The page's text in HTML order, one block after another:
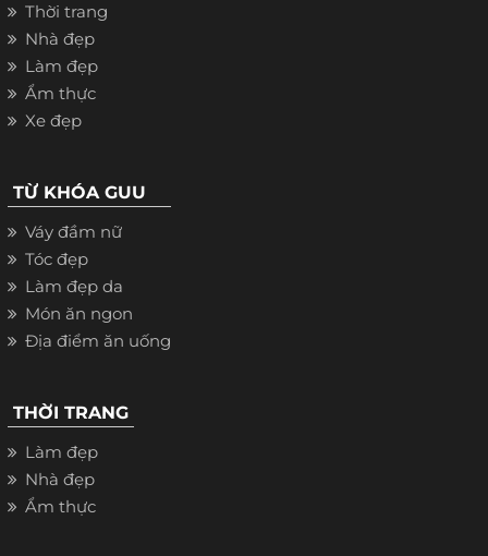
Thời trang
Nhà đẹp
Làm đẹp
Ẩm thực
Xe đẹp
TỪ KHÓA GUU
Váy đầm nữ
Tóc đẹp
Làm đẹp da
Món ăn ngon
Địa điểm ăn uống
THỜI TRANG
Làm đẹp
Nhà đẹp
Ẩm thực